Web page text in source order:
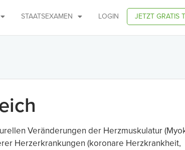
STAATSEXAMEN LOGIN JETZT GRATIS
Veränderungen der Herzmuskulatur
Herzerkrankungen (koronare Herzkrankheit,